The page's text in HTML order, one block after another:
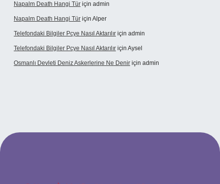
Napalm Death Hangi Tür için admin
Napalm Death Hangi Tür için Alper
Telefondaki Bilgiler Pcye Nasıl Aktarılır için admin
Telefondaki Bilgiler Pcye Nasıl Aktarılır için Aysel
Osmanlı Devleti Deniz Askerlerine Ne Denir için admin
giriş